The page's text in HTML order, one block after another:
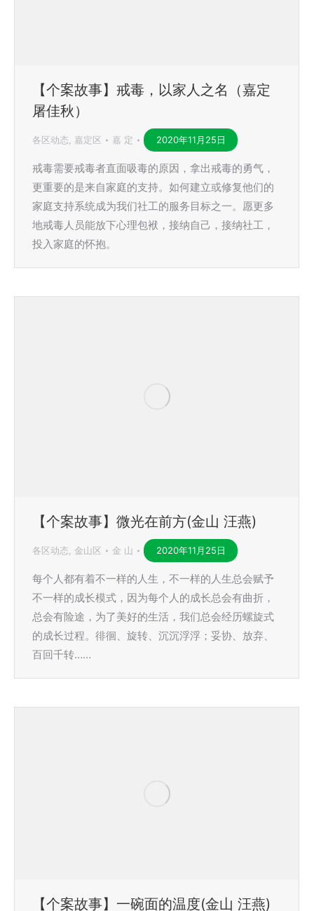
【个案故事】戒毒，以家人之名（嘉定
屠佳秋）
各区动态, 嘉定区 嘉 定 2020年11月25日
戒毒需要戒毒者直面吸毒的原因，拿出戒毒的勇气，
更重要的是来自家庭的支持。如何建立或修复他们的
家庭支持系统成为我们社工的服务目标之一。愿更多
地戒毒人员能放下心理包袱，接纳自己，接纳社工，
投入家庭的怀抱。
【个案故事】微光在前方(金山 汪燕)
各区动态, 金山区 金 山 2020年11月25日
每个人都有着不一样的人生，不一样的人生总会赋予
不一样的成长模式，因为每个人的成长总会有曲折，
总会有险途，为了美好的生活，我们总会经历螺旋式
的成长过程。徘徊、旋转、沉沉浮浮；妥协、放弃、
百回千转……
【个案故事】一碗面的温度(金山 汪燕)